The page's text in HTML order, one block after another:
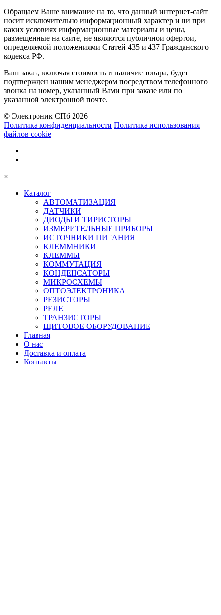
Обращаем Ваше внимание на то, что данный интернет-сайт
носит исключительно информационный характер и ни при
каких условиях информационные материалы и цены,
размещенные на сайте, не являются публичной офертой,
определяемой положениями Статей 435 и 437 Гражданского
кодекса РФ.
Ваш заказ, включая стоимость и наличие товара, будет
подтвержден нашим менеджером посредством телефонного
звонка на номер, указанный Вами при заказе или по
указанной электронной почте.
© Электроник СПб 2026
Политика конфиденциальности Политика использования
файлов cookie
×
Каталог
АВТОМАТИЗАЦИЯ
ДАТЧИКИ
ДИОДЫ И ТИРИСТОРЫ
ИЗМЕРИТЕЛЬНЫЕ ПРИБОРЫ
ИСТОЧНИКИ ПИТАНИЯ
КЛЕММНИКИ
КЛЕММЫ
КОММУТАЦИЯ
КОНДЕНСАТОРЫ
МИКРОСХЕМЫ
ОПТОЭЛЕКТРОНИКА
РЕЗИСТОРЫ
РЕЛЕ
ТРАНЗИСТОРЫ
ЩИТОВОЕ ОБОРУДОВАНИЕ
Главная
О нас
Доставка и оплата
Контакты